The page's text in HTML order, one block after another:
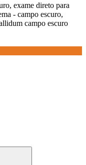
exame direto para
- campo escuro,
campo escuro